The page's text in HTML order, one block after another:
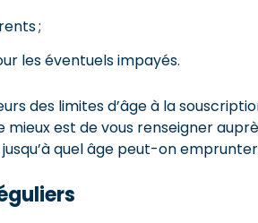
;
les éventuels impayés.
des limites d’âge à la
mieux est de vous renseigner
quel âge peut-on emprunter